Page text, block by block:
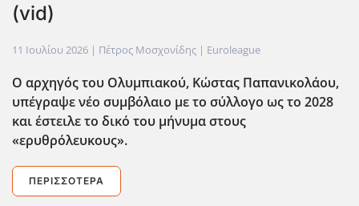
(vid)
11 Ιουλίου 2026 | Πέτρος Μοσχονίδης | Euroleague
Ο αρχηγός του Ολυμπιακού, Κώστας Παπανικολάου,
υπέγραψε νέο συμβόλαιο με το σύλλογο ως το 2028
και έστειλε το δικό του μήνυμα στους
«ερυθρόλευκους».
ΠΕΡΙΣΣΌΤΕΡΑ